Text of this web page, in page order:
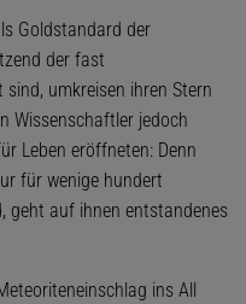
Goldstandard der
der fast
umkreisen ihren Stern
Wissenschaftler jedoch
Leben eröffneten: Denn
für wenige hundert
geht auf ihnen entstandenes
ins All